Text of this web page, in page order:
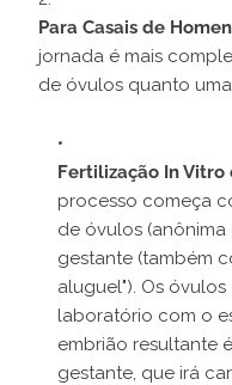
Para Casais de
jornada é mais
de óvulos quanto
Fertilização In Vitro
processo começa
de óvulos
gestante (também
aluguel"). Os
laboratório com o
embrião resultante
gestante, que irá